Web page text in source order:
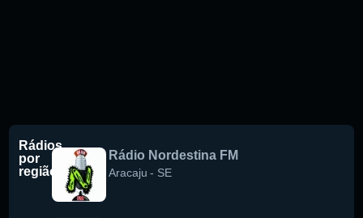
Rádios
por
região
Rádio Nordestina FM
Aracaju - SE